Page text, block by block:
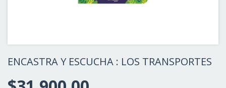
ENCASTRA Y ESCUCHA : LOS TRANSPORTES